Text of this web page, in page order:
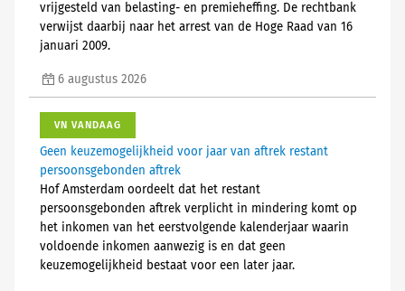
vrijgesteld van belasting- en premieheffing. De rechtbank
verwijst daarbij naar het arrest van de Hoge Raad van 16
januari 2009.
6 augustus 2026
VN VANDAAG
Geen keuzemogelijkheid voor jaar van aftrek restant
persoonsgebonden aftrek
Hof Amsterdam oordeelt dat het restant
persoonsgebonden aftrek verplicht in mindering komt op
het inkomen van het eerstvolgende kalenderjaar waarin
voldoende inkomen aanwezig is en dat geen
keuzemogelijkheid bestaat voor een later jaar.